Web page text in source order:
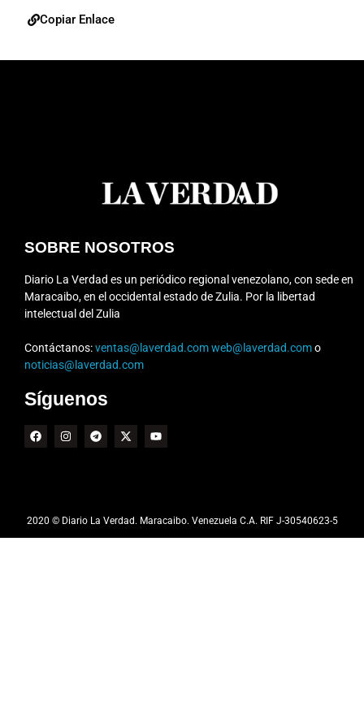
Copiar Enlace
SOBRE NOSOTROS
Diario La Verdad es un periódico regional venezolano, con sede en
Maracaibo, en el occidental estado de Zulia. Por la libertad
intelectual del Zulia
Contáctanos:ventas@laverdad.comweb@laverdad.como
noticias@laverdad.com
Síguenos
2020 © Diario La Verdad. Maracaibo. Venezuela C.A. RIF J-30540623-5